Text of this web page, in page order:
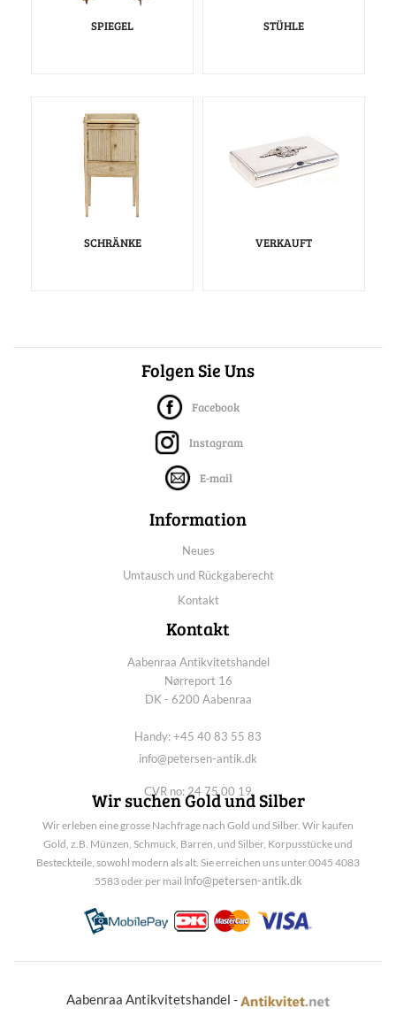
SPIEGEL STÜHLE
SCHRÄNKE VERKAUFT
Folgen Sie Uns
Facebook
Instagram
E-mail
Information
Neues
Umtausch und Rückgaberecht
Kontakt
Kontakt
Aabenraa Antikvitetshandel
Nørreport 16
DK - 6200 Aabenraa
Handy: +45 40 83 55 83
info@petersen-antik.dk
CVR no: 24 75 00 19
Wir suchen Gold und Silber
Wir erleben eine grosse Nachfrage nach Gold und Silber. Wir kaufen
Gold, z.B. Münzen, Schmuck, Barren, und Silber, Korpusstücke und
Besteckteile, sowohl modern als alt. Sie erreichen uns unter 0045 4083
5583 oder per mail info@petersen-antik.dk
Aabenraa Antikvitetshandel -